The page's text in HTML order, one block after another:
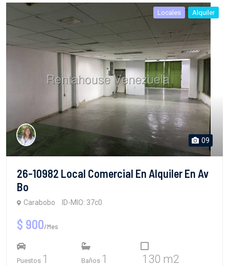
Locales Alquiler
09
26-10982 Local Comercial En Alquiler En Av
Bo
Carabobo ID-MIO: 37c0
$ 900/Mes
Puestos 1 Baños 1 130 m2